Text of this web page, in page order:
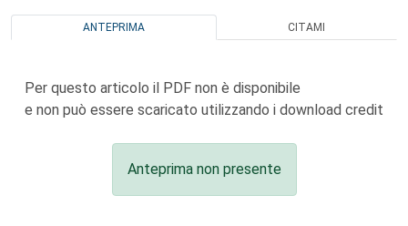
ANTEPRIMA CITAMI
Per questo articolo il PDF non è disponibile
e non può essere scaricato utilizzando i download credit
Anteprima non presente